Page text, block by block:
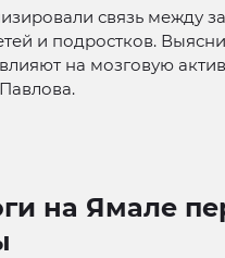
связь между
и подростков.
на мозговую
на Ямале